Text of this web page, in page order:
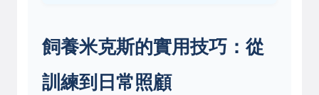
飼養米克斯的實用技巧：從
訓練到日常照顧